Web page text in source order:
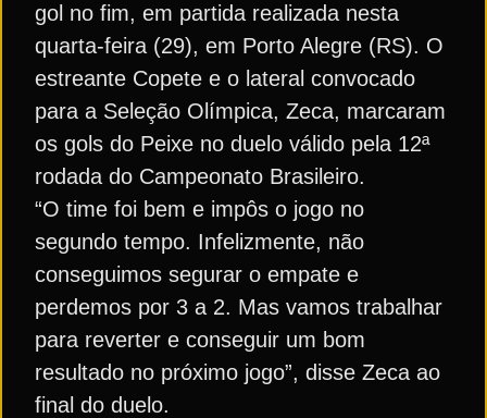
gol no fim, em partida realizada nesta
quarta-feira (29), em Porto Alegre (RS). O
estreante Copete e o lateral convocado
para a Seleção Olímpica, Zeca, marcaram
os gols do Peixe no duelo válido pela 12ª
rodada do Campeonato Brasileiro.
“O time foi bem e impôs o jogo no
segundo tempo. Infelizmente, não
conseguimos segurar o empate e
perdemos por 3 a 2. Mas vamos trabalhar
para reverter e conseguir um bom
resultado no próximo jogo”, disse Zeca ao
final do duelo.